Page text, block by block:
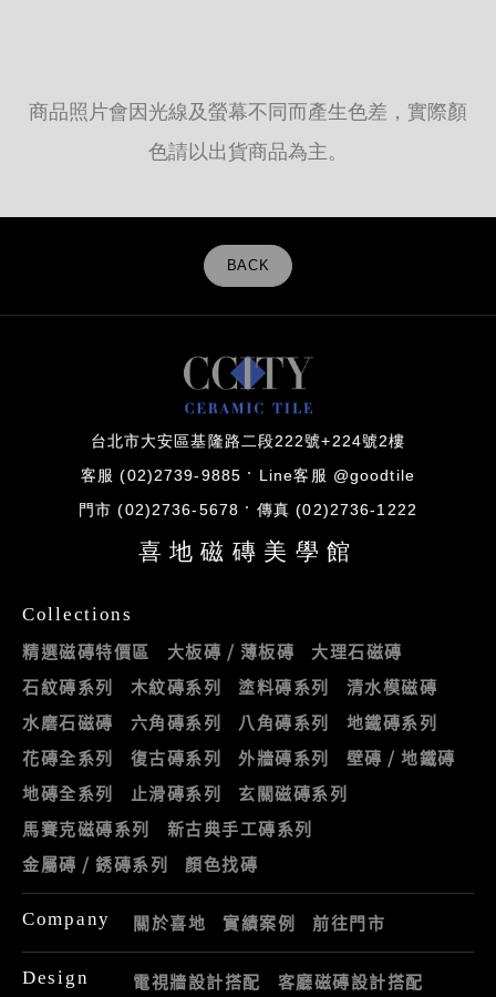
商品照片會因光線及螢幕不同而產生色差，實際顏
色請以出貨商品為主。
BACK
台北市大安區基隆路二段222號+224號2樓
客服 (02)2739-9885 Line客服 @goodtile
門市 (02)2736-5678 傳真 (02)2736-1222
喜地磁磚美學館
Collections
精選磁磚特價區 大板磚 / 薄板磚
大理石磁磚
石紋磚系列
木紋磚系列 塗料磚系列
清水模磁磚
水磨石磁磚
六角磚系列 八角磚系列
地鐵磚系列
花磚全系列
復古磚系列 外牆磚系列
壁磚 / 地鐵磚
地磚全系列
止滑磚系列
玄關磁磚系列
馬賽克磁磚系列
新古典手工磚系列
金屬磚 / 銹磚系列
顏色找磚
Company 關於喜地 實績案例 前往門市
Design 電視牆設計搭配 客廳磁磚設計搭配